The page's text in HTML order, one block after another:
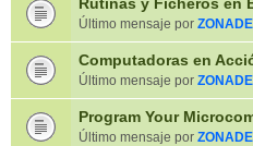
Último mensaje por
Computadoras en
Último mensaje por
Program Your
Último mensaje por